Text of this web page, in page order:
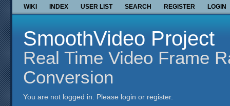
WIKI INDEX USER LIST SEARCH REGISTER LOGIN
SmoothVideo Project
Real Time Video Frame
Conversion
You are not logged in. Please login or register.